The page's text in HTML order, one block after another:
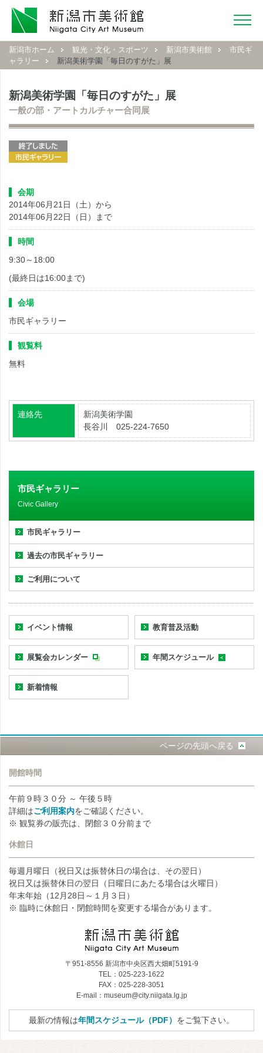
新潟市ホーム 観光・文化・スポーツ 新潟市美術館
市民ギ
ャラリー
新潟美術学園「毎日のすがた」展
新潟美術学園「毎日のすがた」展
一般の部・アートカルチャー合同展
会期
2014年06月21日（土）から
2014年06月22日（日）まで
時間
9:30～18:00
(最終日は16:00まで)
会場
市民ギャラリー
観覧料
無料
連絡先
新潟美術学園
長谷川 025-224-7650
市民ギャラリー
Civic Gallery
市民ギャラリー
過去の市民ギャラリー
ご利用について
イベント情報 教育普及活動
展覧会カレンダー 年間スケジュール
新着情報
ページの先頭へ戻る
開館時間
午前９時３０分 ～ 午後５時
詳細はご利用案内をご確認ください。
※ 観覧券の販売は、閉館３０分前まで
休館日
毎週月曜日（祝日又は振替休日の場合は、その翌日）
祝日又は振替休日の翌日（日曜日にあたる場合は火曜日）
年末年始（12月28日～１月３日）
※ 臨時に休館日・閉館時間を変更する場合があります。
〒951-8556 新潟市中央区西大畑町5191-9
TEL：025-223-1622
FAX：025-228-3051
E-mail：museum@city.niigata.lg.jp
最新の情報は年間スケジュール（PDF） をご覧下さい。